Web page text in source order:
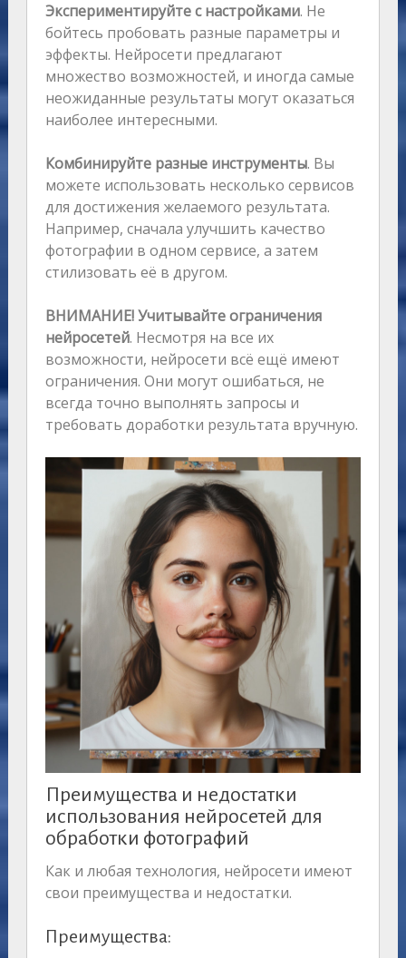
Экспериментируйте с настройками. Не
бойтесь пробовать разные параметры и
эффекты. Нейросети предлагают
множество возможностей, и иногда самые
неожиданные результаты могут оказаться
наиболее интересными.
Комбинируйте разные инструменты. Вы
можете использовать несколько сервисов
для достижения желаемого результата.
Например, сначала улучшить качество
фотографии в одном сервисе, а затем
стилизовать её в другом.
ВНИМАНИЕ! Учитывайте ограничения
нейросетей. Несмотря на все их
возможности, нейросети всё ещё имеют
ограничения. Они могут ошибаться, не
всегда точно выполнять запросы и
требовать доработки результата вручную.
Преимущества и недостатки
использования нейросетей для
обработки фотографий
Как и любая технология, нейросети имеют
свои преимущества и недостатки.
Преимущества: